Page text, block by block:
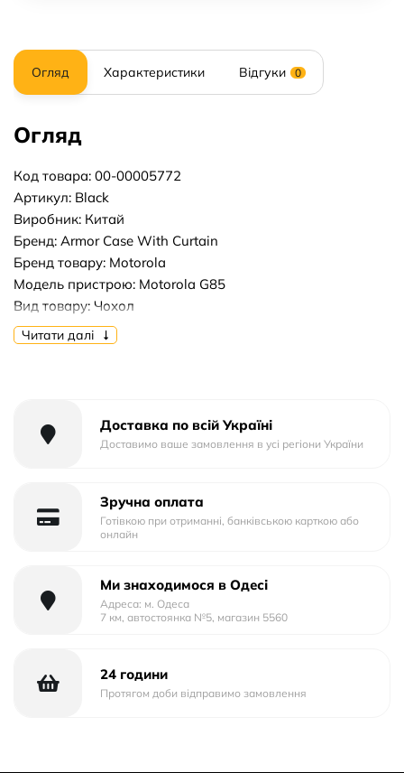
Огляд Характеристики Відгуки 0
Огляд
Код товара: 00-00005772
Артикул: Black
Виробник: Китай
Бренд: Armor Case With Curtain
Бренд товару: Motorola
Модель пристрою: Motorola G85
Вид товару: Чохол
Форм-фактор: Накладка
Тип матеріалу: Пластик+Силікон
Читати далі
Доставка по всій Україні
Доставимо ваше замовлення в усі регіони України
Зручна оплата
Готівкою при отриманні, банківською карткою або
онлайн
Ми знаходимося в Одесі
Адреса: м. Одеса
7 км, автостоянка №5, магазин 5560
24 години
Протягом доби відправимо замовлення